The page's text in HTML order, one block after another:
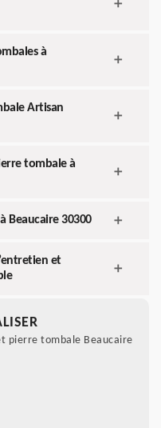
à
Artisan
tombale à
Beaucaire 30300
et
pierre tombale Beaucaire